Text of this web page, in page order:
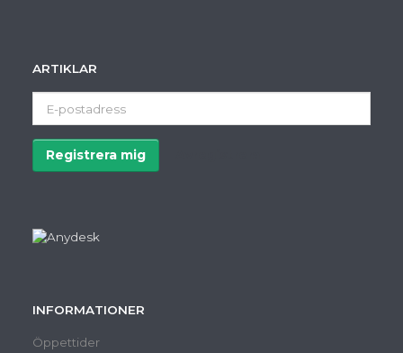
ARTIKLAR
postadress
Registrera mig
INFORMATIONER
Öppettider